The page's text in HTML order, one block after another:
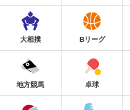
大相撲 Bリーグ
地方競馬 卓球